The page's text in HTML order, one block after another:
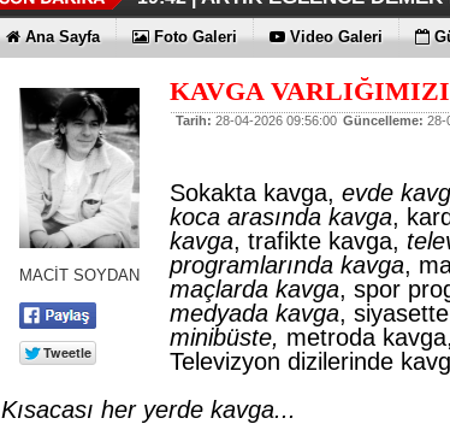
19:38 |İŞTE OYAK ÇİMENTO
19:36 |HER YÖNÜYLE MAXİMUM
19:30 |ÜÇÜNCÜ KEZ
19:27 |HOMEPORT STRATEJİSİ
SAĞLIYOR
07:09 |İŞTE O 500
Ana Sayfa Foto Galeri Video Galeri
MACİT SOYDAN
KAVGA
Tarih: 28-04-2026 09:56:00 Güncelleme: 28-
Sokakta kavga, evde
koca arasında kavga,
kavga, trafikte kavga,
programlarında kavga,
maçlarda kavga, spor
medyada kavga,
minibüste, metroda kavga,
Televizyon dizilerinde
Kısacası her yerde kavga...